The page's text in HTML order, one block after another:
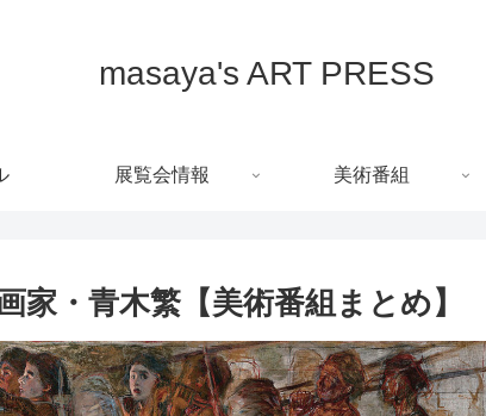
masaya's ART PRESS
展覧会情報 美術番組
・青木繁【美術番組まとめ】